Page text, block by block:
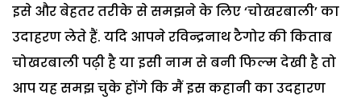
इसे और बेहतर तरीके से समझने के लिए ‘चोखरबाली’ का
उदाहरण लेते हैं. यदि आपने रविन्द्रनाथ टैगोर की किताब
चोखरबाली पढ़ी है या इसी नाम से बनी फिल्म देखी है तो
आप यह समझ चुके होंगे कि मैं इस कहानी का उदहारण